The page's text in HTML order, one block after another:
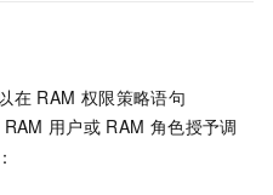
在 RAM 权限策略语句
RAM 用户或 RAM 角色授予调